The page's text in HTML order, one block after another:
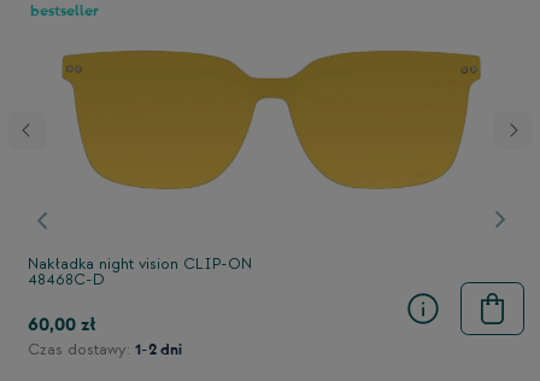
Poprzedni
bestseller
Nakładka night vision CLIP-ON
48468C-D
60,00 zł
Czas dostawy: 1-2 dni